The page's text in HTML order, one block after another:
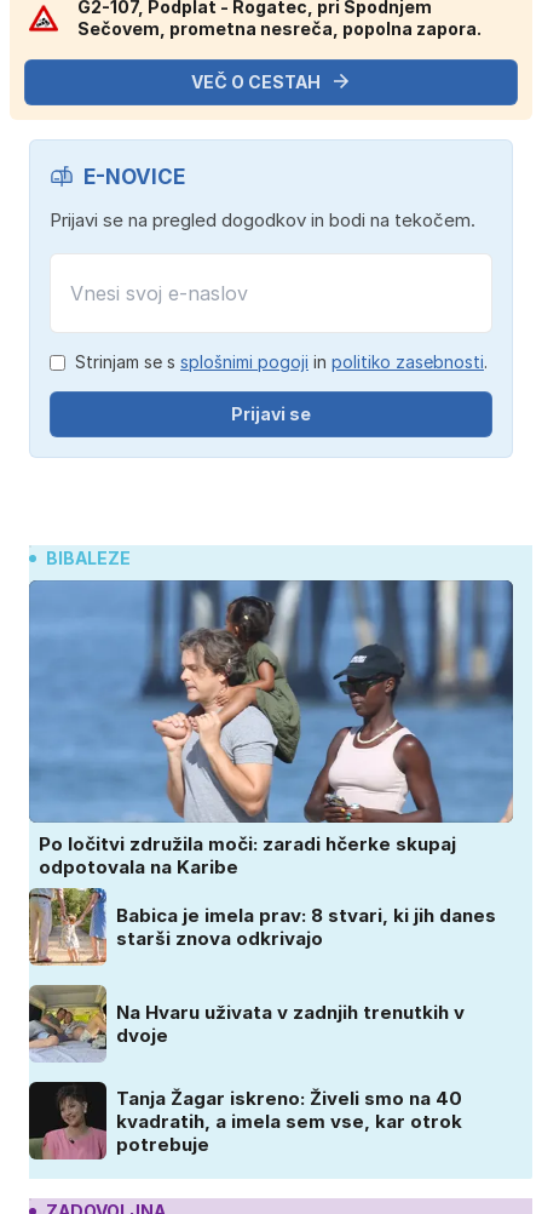
G2-107, Podplat - Rogatec, pri Spodnjem
Sečovem, prometna nesreča, popolna zapora.
VEČ O CESTAH
E-NOVICE
Prijavi se na pregled dogodkov in bodi na tekočem.
Strinjam se s splošnimi pogoji in politiko zasebnosti.
Prijavi se
BIBALEZE
Po ločitvi združila moči: zaradi hčerke skupaj
odpotovala na Karibe
Babica je imela prav: 8 stvari, ki jih danes
starši znova odkrivajo
Na Hvaru uživata v zadnjih trenutkih v
dvoje
Tanja Žagar iskreno: Živeli smo na 40
kvadratih, a imela sem vse, kar otrok
potrebuje